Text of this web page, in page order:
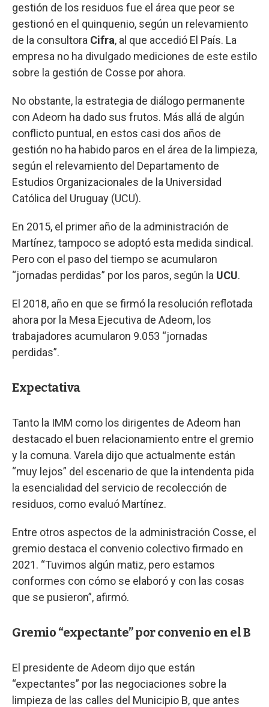
gestión de los residuos fue el área que peor se
gestionó en el quinquenio, según un relevamiento
de la consultora Cifra, al que accedió El País. La
empresa no ha divulgado mediciones de este estilo
sobre la gestión de Cosse por ahora.
No obstante, la estrategia de diálogo permanente
con Adeom ha dado sus frutos. Más allá de algún
conflicto puntual, en estos casi dos años de
gestión no ha habido paros en el área de la limpieza,
según el relevamiento del Departamento de
Estudios Organizacionales de la Universidad
Católica del Uruguay (UCU).
En 2015, el primer año de la administración de
Martínez, tampoco se adoptó esta medida sindical.
Pero con el paso del tiempo se acumularon
“jornadas perdidas” por los paros, según la UCU.
El 2018, año en que se firmó la resolución reflotada
ahora por la Mesa Ejecutiva de Adeom, los
trabajadores acumularon 9.053 “jornadas
perdidas”.
Expectativa
Tanto la IMM como los dirigentes de Adeom han
destacado el buen relacionamiento entre el gremio
y la comuna. Varela dijo que actualmente están
“muy lejos” del escenario de que la intendenta pida
la esencialidad del servicio de recolección de
residuos, como evaluó Martínez.
Entre otros aspectos de la administración Cosse, el
gremio destaca el convenio colectivo firmado en
2021. “Tuvimos algún matiz, pero estamos
conformes con cómo se elaboró y con las cosas
que se pusieron”, afirmó.
Gremio “expectante” por convenio en el B
El presidente de Adeom dijo que están
“expectantes” por las negociaciones sobre la
limpieza de las calles del Municipio B, que antes